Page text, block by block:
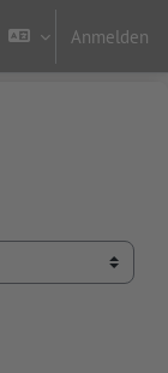
Anmelden